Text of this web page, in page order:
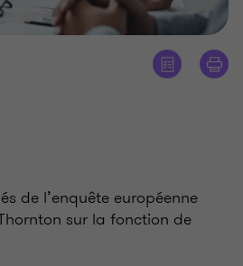
de l’enquête européenne
sur la fonction de